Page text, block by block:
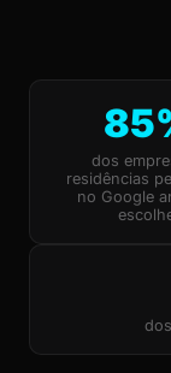
dos
residências
no Google